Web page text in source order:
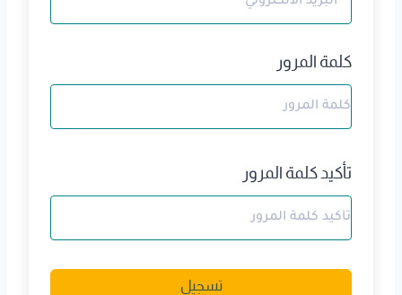
كلمة المرور
تأكيد كلمة المرور
تسجيل